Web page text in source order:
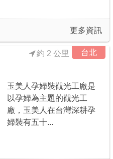
更多資訊
台北
約 2 公里
玉美人孕婦裝觀光工廠是
以孕婦為主題的觀光工
廠，玉美人在台灣深耕孕
婦裝有五十...